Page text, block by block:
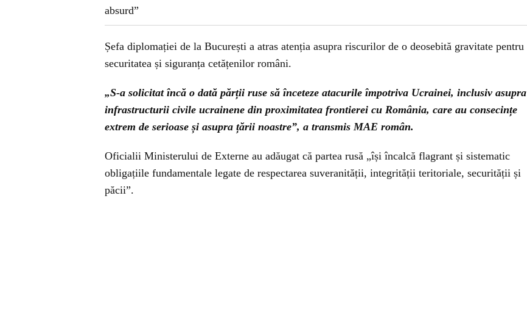
Șefa diplomației de la București a atras atenția asupra riscurilor de o deosebită gravitate pentru
securitatea și siguranța cetățenilor români.
„S-a solicitat încă o dată părții ruse să înceteze atacurile împotriva Ucrainei, inclusiv asupra
infrastructurii civile ucrainene din proximitatea frontierei cu România, care au consecințe
extrem de serioase și asupra țării noastre”, a transmis MAE român.
Oficialii Ministerului de Externe au adăugat că partea rusă „își încalcă flagrant și sistematic
obligațiile fundamentale legate de respectarea suveranității, integrității teritoriale, securității și
păcii”.